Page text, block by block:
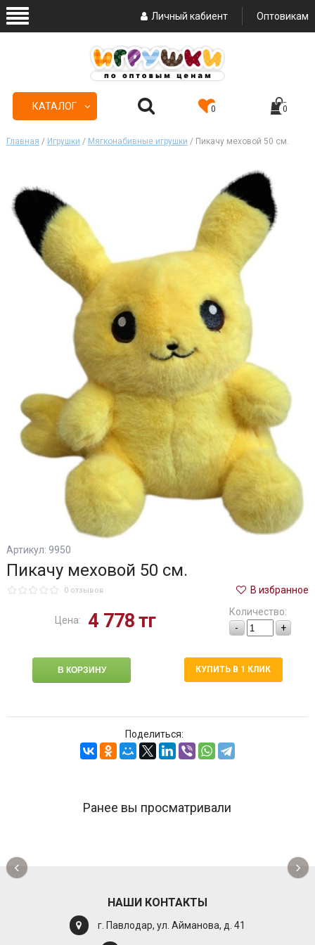
Личный кабиент Оптовикам
КАТАЛОГ 0 0
Главная / Игрушки / Мягконабивные игрушки / Пикачу меховой 50 см.
Артикул: 9950
Пикачу меховой 50 см.
0 отзывов В избранное
Цена: 4 778тг
Количество:
-
+
КУПИТЬ В 1 КЛИК
Поделиться:
Ранее вы просматривали
‹ ›
НАШИ КОНТАКТЫ
г. Павлодар, ул. Айманова, д. 41